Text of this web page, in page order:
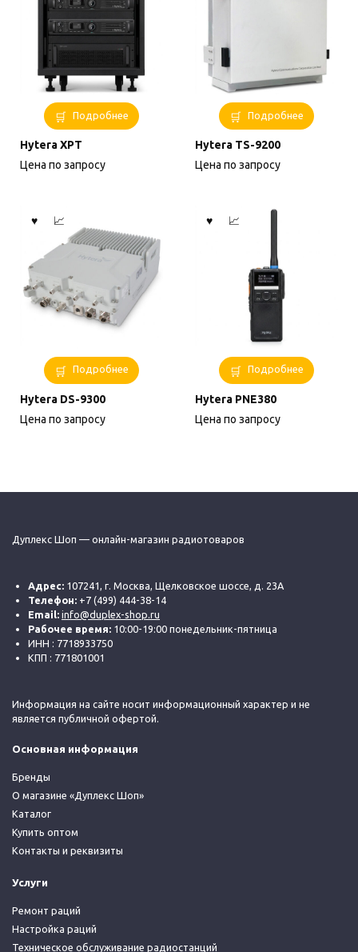
Подробнее
Hytera XPT
Цена по запросу
Подробнее
Hytera TS-9200
Цена по запросу
Подробнее
Hytera DS-9300
Цена по запросу
Подробнее
Hytera PNE380
Цена по запросу
Дуплекс Шоп — онлайн-магазин радиотоваров
Адрес: 107241, г. Москва, Щелковское шоссе, д. 23А
Телефон: +7 (499) 444-38-14
Email: info@duplex-shop.ru
Рабочее время: 10:00-19:00 понедельник-пятница
ИНН : 7718933750
КПП : 771801001
Информация на сайте носит информационный характер и не
является публичной офертой.
Основная информация
Бренды
О магазине «Дуплекс Шоп»
Каталог
Купить оптом
Контакты и реквизиты
Услуги
Ремонт раций
Настройка раций
Техническое обслуживание радиостанций